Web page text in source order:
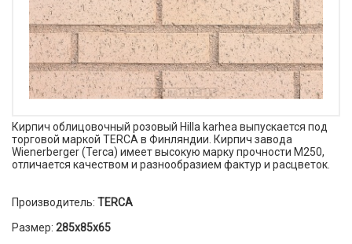
Кирпич облицовочный розовый Hilla karhea выпускается под
торговой маркой TERCA в Финляндии. Кирпич завода
Wienerberger (Terca) имеет высокую марку прочности М250,
отличается качеством и разнообразием фактур и расцветок.
Производитель: TERCA
Размер: 285х85х65